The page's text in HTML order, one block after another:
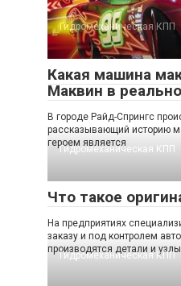
Гидромеханическая КПП
Какая машина
Маквин в
В городе Райд-Спрингс
рассказывающий историю
героем является
Гидромеханическая КПП
Что такое
На предприятиях
заказу и под контролем
производятся детали и
Гидромеханическая КПП